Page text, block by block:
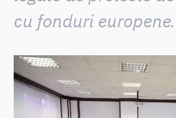
cu fonduri europene.